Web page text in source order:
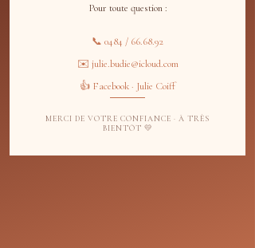
Pour toute question :
📞 0484 / 66.68.92
✉️ julie.budie@icloud.com
👍 Facebook · Julie Coiff
MERCI DE VOTRE CONFIANCE · À TRÈS
BIENTÔT 💛